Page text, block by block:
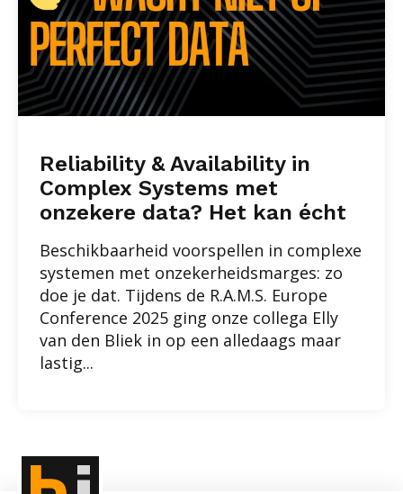
Reliability & Availability in
Complex Systems met
onzekere data? Het kan écht
Beschikbaarheid voorspellen in complexe
systemen met onzekerheidsmarges: zo
doe je dat. Tijdens de R.A.M.S. Europe
Conference 2025 ging onze collega Elly
van den Bliek in op een alledaags maar
lastig...